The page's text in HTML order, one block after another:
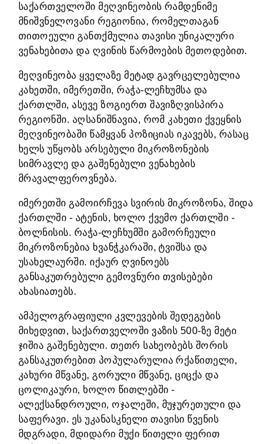
საქართველოში მეღვინეობის რამდენიმე
მნიშვნელოვანი რეგიონია, რომელთაგან
თითოეული განთქმულია თავისი უნიკალური
ვენახებითა და ღვინის წარმოების მეთოდებით.
მეღვინეობა ყველაზე მეტად გავრცელებულია
კახეთში, იმერეთში, რაჭა-ლეჩხუმსა და
ქართლში, ასევე ზოგიერთ შავიზღვისპირა
რეგიონში. აღსანიშნავია, რომ კახეთი ქვეყნის
მეღვინეობაში წამყვან პოზიციას იკავებს, რასაც
ხელს უწყობს არსებული მიკროზონების
სიმრავლე და გაშენებული ვენახების
მრავალფეროვნება.
იმერეთში გამოირჩევა სვირის მიკროზონა, შიდა
ქართლში - ატენის, ხოლო ქვემო ქართლში -
ბოლნისის. რაჭა-ლეჩხუმში გამორჩეული
მიკროზონებია ხვანჭკარაში, ტვიშსა და
უსახელაურში. იქაურ ღვინოებს
განსაკუთრებული გემოვნური თვისებები
ახასიათებს.
ამპელოგრაფიული კვლევების შედეგების
მიხედვით, საქართველოში ვაზის 500-ზე მეტი
ჯიშია გაშენებული. თეთრ სახეობებს შორის
განსაკუთრებით პოპულარულია რქაწითელი,
კახური მწვანე, გორული მწვანე, ციცქა და
ცოლიკაური, ხოლო წითლებში -
ალექსანდროული, ოჯალეში, მუჯურეთული და
საფერავი. ეს უკანასკნელი თავისი წვენის
მდგრადი, მდიდარი მუქი წითელი ფერით